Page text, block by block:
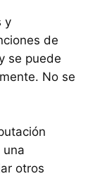
y
de
se puede
No se
otros